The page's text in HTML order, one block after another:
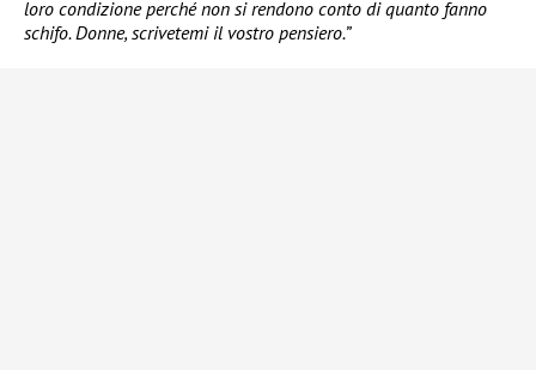
loro condizione perché non si rendono conto di quanto fanno
schifo. Donne, scrivetemi il vostro pensiero.”